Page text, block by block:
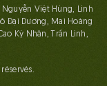
Nguyễn Việt Hùng, Linh
Đại Dương, Mai Hoàng
Kỳ Nhân, Trần Linh,